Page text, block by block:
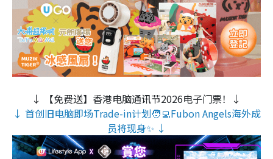
↓ 【免费送】香港电脑通讯节2026电子门票！↓
↓ 首创旧电脑即场Trade-in计划🧑‍💻Fubon Angels海外成
员将现身✨ ↓